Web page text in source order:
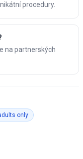
procedury.
na partnerských
only